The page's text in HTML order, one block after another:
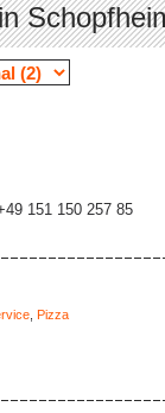
151 150 257 85
Pizza